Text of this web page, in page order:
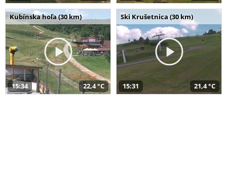
Kubínska hoľa (30 km)
15:34 22,4 °C
Ski Krušetnica (30 km)
15:31 21,4 °C